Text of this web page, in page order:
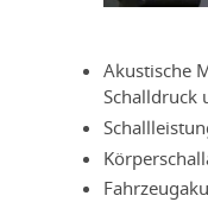
Akustische
Schalldruck